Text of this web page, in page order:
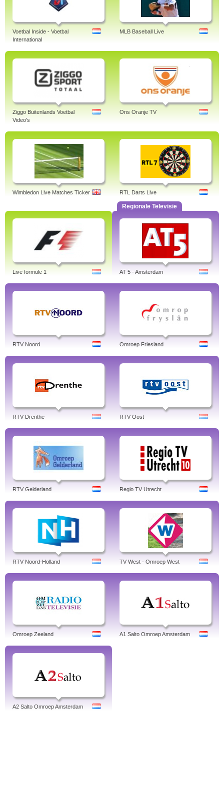
Voetbal Inside - Voetbal
International
MLB Baseball Live
Ziggo Buitenlands Voetbal
Video's
Ons Oranje TV
Wimbledon Live Matches Ticker RTL Darts Live
Live formule 1
Regionale Televisie
AT 5 - Amsterdam
RTV Noord Omroep Friesland
RTV Drenthe RTV Oost
RTV Gelderland Regio TV Utrecht
RTV Noord-Holland TV West - Omroep West
Omroep Zeeland A1 Salto Omroep Amsterdam
A2 Salto Omroep Amsterdam